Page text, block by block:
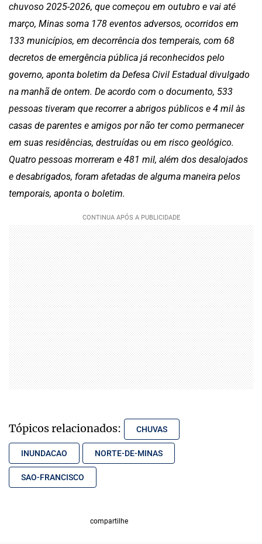
chuvoso 2025-2026, que começou em outubro e vai até
março, Minas soma 178 eventos adversos, ocorridos em
133 municípios, em decorrência dos temperais, com 68
decretos de emergência pública já reconhecidos pelo
governo, aponta boletim da Defesa Civil Estadual divulgado
na manhã de ontem. De acordo com o documento, 533
pessoas tiveram que recorrer a abrigos públicos e 4 mil às
casas de parentes e amigos por não ter como permanecer
em suas residências, destruídas ou em risco geológico.
Quatro pessoas morreram e 481 mil, além dos desalojados
e desabrigados, foram afetadas de alguma maneira pelos
temporais, aponta o boletim.
Tópicos relacionados: CHUVAS
INUNDACAO NORTE-DE-MINAS
SAO-FRANCISCO
compartilhe